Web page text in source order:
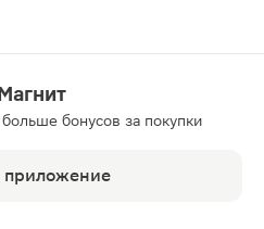
бонусов за покупки
приложение